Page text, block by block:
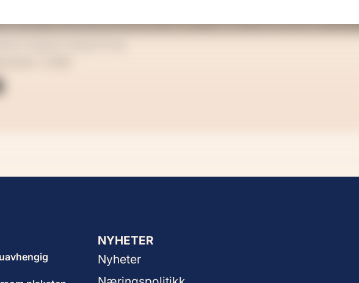
NYHETER
Nyheter